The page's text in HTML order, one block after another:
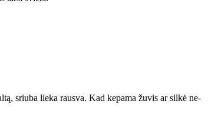
sriu­ba lie­ka raus­va. Kad ke­pa­ma žu­vis ar sil­kė ne­